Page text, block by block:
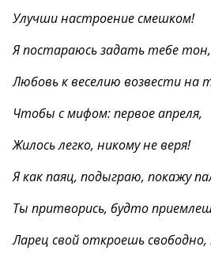
Улучши настроение смешком!
Я постараюсь задать тебе тон,
Любовь к веселию возвести на
Чтобы с мифом: первое апреля,
Жилось легко, никому не веря!
Я как паяц, подыграю, покажу
Ты притворись, будто
Ларец свой откроешь свободно,